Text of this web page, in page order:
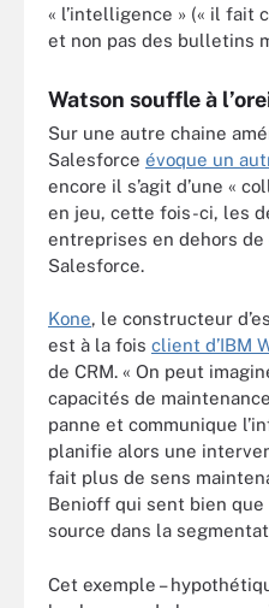
« l’intelligence » (« il fait
et non pas des bulletins
Watson souffle à
Sur une autre chaine
Salesforce évoque un
encore il s’agit d’une «
en jeu, cette fois-ci, les
entreprises en dehors
Salesforce.
Kone, le constructeur
est à la fois client d’IBM
de CRM. « On peut
capacités de
panne et communique
planifie alors une
fait plus de sens
Benioff qui sent bien que
source dans la
Cet exemple –